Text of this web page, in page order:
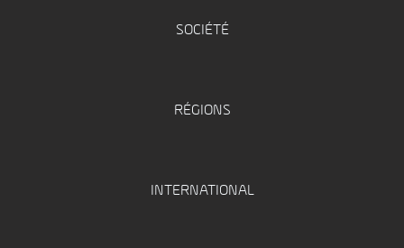
SOCIÉTÉ
RÉGIONS
INTERNATIONAL